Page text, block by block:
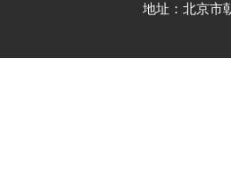
地址：北京市